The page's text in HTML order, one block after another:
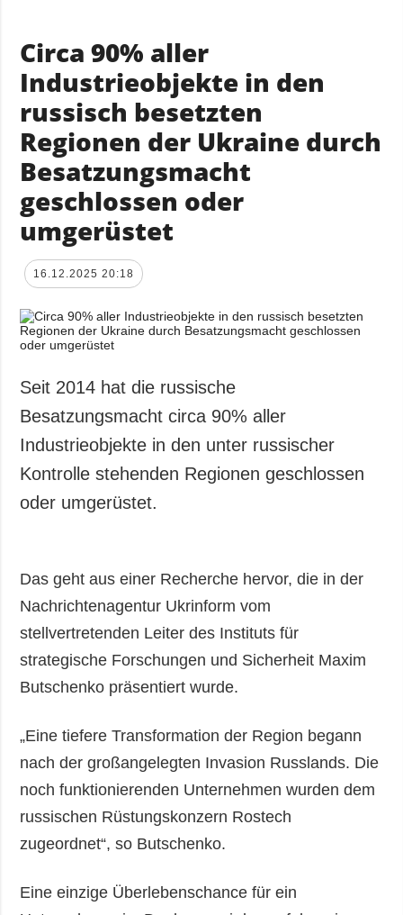
Circa 90% aller
Industrieobjekte in den
russisch besetzten
Regionen der Ukraine durch
Besatzungsmacht
geschlossen oder
umgerüstet
16.12.2025 20:18
Seit 2014 hat die russische
Besatzungsmacht circa 90% aller
Industrieobjekte in den unter russischer
Kontrolle stehenden Regionen geschlossen
oder umgerüstet.
Das geht aus einer Recherche hervor, die in der
Nachrichtenagentur Ukrinform vom
stellvertretenden Leiter des Instituts für
strategische Forschungen und Sicherheit Maxim
Butschenko präsentiert wurde.
„Eine tiefere Transformation der Region begann
nach der großangelegten Invasion Russlands. Die
noch funktionierenden Unternehmen wurden dem
russischen Rüstungskonzern Rostech
zugeordnet“, so Butschenko.
Eine einzige Überlebenschance für ein